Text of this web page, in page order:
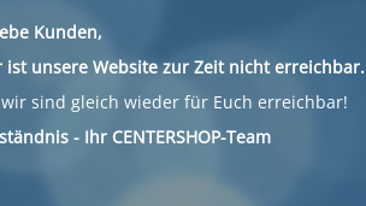
Kunden,
unsere Website zur Zeit nicht erreichbar.
sind gleich wieder für Euch erreichbar!
- Ihr CENTERSHOP-Team